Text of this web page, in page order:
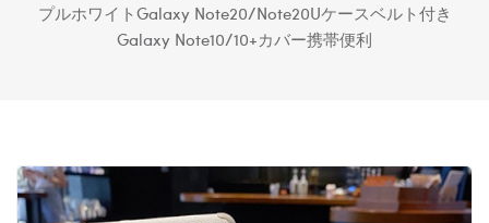
プルホワイトGalaxy Note20/Note20Uケースベルト付き
Galaxy Note10/10+カバー携帯便利